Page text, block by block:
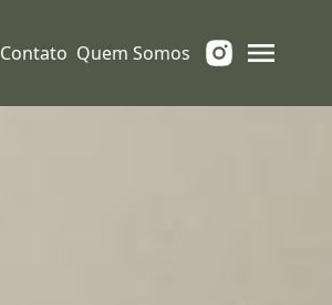
Contato Quem Somos